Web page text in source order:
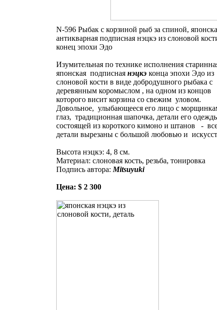
N-596 Рыбак с корзиной рыб за спиной,
антикварная подписная нэцкэ из слоновой
конец эпохи Эдо
Изумительная по технике исполнения
японская подписная нэцкэконца эпохи Эдо из
слоновой кости в виде добродушного рыбака с
деревянным коромыслом , на одном из концов
которого висит корзина со свежим уловом.
Довольное, улыбающееся его лицо с
глаз, традиционная шапочка, детали его
состоящей из короткого кимоно и штанов -
детали вырезаны с большой любовью и
Высота нэцкэ: 4, 8 см.
Материал: слоновая кость, резьба, тонировка
Подпись автора: Mitsuyuki
Цена: $ 2 300